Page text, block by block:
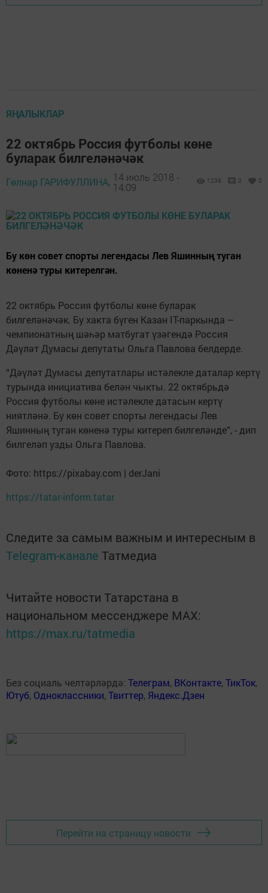
ЯҢАЛЫКЛАР
22 октябрь Россия футболы көне
буларак билгеләнәчәк
Гөлнар ГАРИФУЛЛИНА, 14 июль 2018 -
14:09
1239 0 0
Бу көн совет спорты легендасы Лев Яшинның туган
көненә туры китерелгән.
22 октябрь Россия футболы көне буларак
билгеләнәчәк. Бу хакта бүген Казан IT-паркында –
чемпионатның шәһәр матбугат үзәгендә Россия
Дәүләт Думасы депутаты Ольга Павлова белдерде.
“Дәүләт Думасы депутатлары истәлекле даталар кертү
турында инициатива белән чыкты. 22 октябрьдә
Россия футболы көне истәлекле датасын кертү
ниятләнә. Бу көн совет спорты легендасы Лев
Яшинның туган көненә туры китереп билгеләнде”, - дип
билгеләп узды Ольга Павлова.
Фото: https://pixabay.com | derJani
https://tatar-inform.tatar
Следите за самым важным и интересным в
Telegram-канале Татмедиа
Читайте новости Татарстана в
национальном мессенджере MАХ:
https://max.ru/tatmedia
Без социаль челтәрләрдә: Телеграм, ВКонтакте,ТикТок,
Ютуб, Одноклассники,Твиттер, Яндекс.Дзен
Перейти на страницу новости